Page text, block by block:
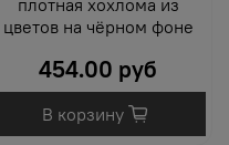
цветов на чёрном фоне
454.00 руб
В корзину